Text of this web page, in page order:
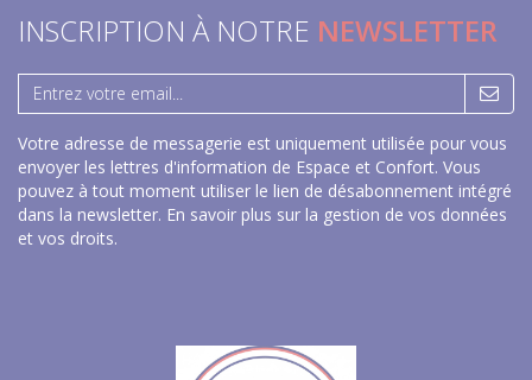
INSCRIPTION À NOTRE NEWSLETTER
Votre adresse de messagerie est uniquement utilisée pour vous
envoyer les lettres d'information de Espace et Confort. Vous
pouvez à tout moment utiliser le lien de désabonnement intégré
dans la newsletter. En savoir plus sur la gestion de vos données
et vos droits.